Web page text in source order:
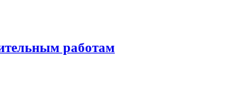
работам